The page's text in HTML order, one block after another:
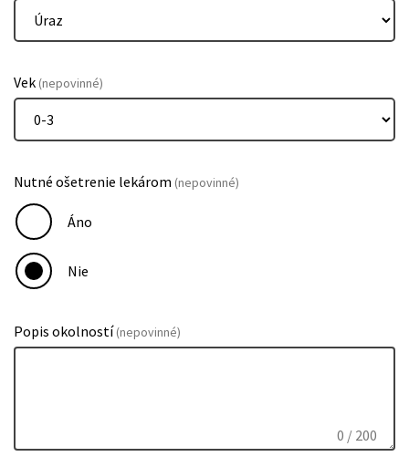
Vek (nepovinné)
Nutné ošetrenie lekárom (nepovinné)
Áno
Nie
Popis okolností(nepovinné)
0 / 200